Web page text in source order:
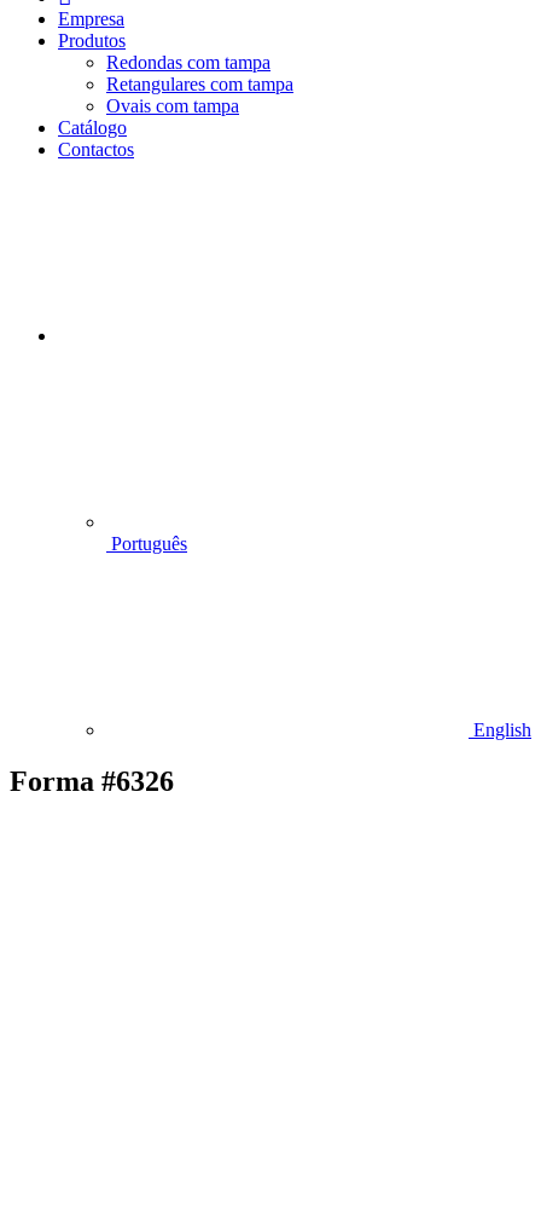
n
i
Empresa
Produtos
Redondas com tampa
Retangulares com tampa
Ovais com tampa
Catálogo
Contactos
Português
English
Forma #6326